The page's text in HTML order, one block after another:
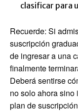
clasificar para
Recuerde: Si
suscripción
de ingresar a una
finalmente
Deberá sentirse
no solo ahora sino
plan de